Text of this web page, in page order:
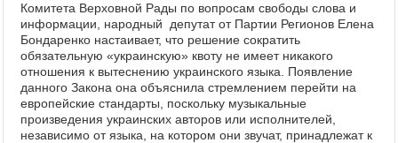
Комитета Верховной Рады по вопросам свободы слова и
информации, народный депутат от Партии Регионов Елена
Бондаренко настаивает, что решение сократить
обязательную «украинскую» квоту не имеет никакого
отношения к вытеснению украинского языка. Появление
данного Закона она объяснила стремлением перейти на
европейские стандарты, поскольку музыкальные
произведения украинских авторов или исполнителей,
независимо от языка, на котором они звучат, принадлежат к